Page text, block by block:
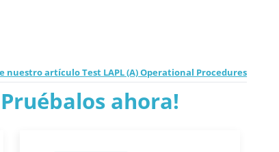
nuestro artículo Test LAPL (A) Operational Procedures
ahora!